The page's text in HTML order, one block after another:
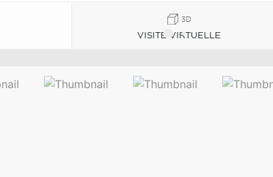
VISITE VIRTUELLE